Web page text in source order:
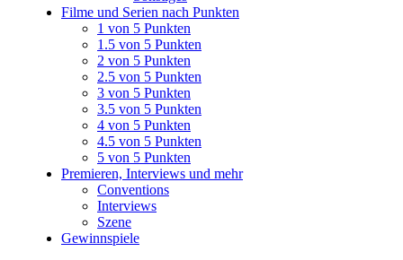
Filme und Serien nach Punkten
1 von 5 Punkten
1.5 von 5 Punkten
2 von 5 Punkten
2.5 von 5 Punkten
3 von 5 Punkten
3.5 von 5 Punkten
4 von 5 Punkten
4.5 von 5 Punkten
5 von 5 Punkten
Premieren, Interviews und mehr
Conventions
Interviews
Szene
Gewinnspiele